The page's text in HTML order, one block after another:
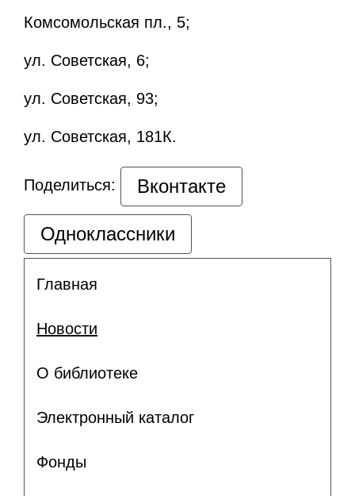
Комсомольская пл., 5;
ул. Советская, 6;
ул. Советская, 93;
ул. Советская, 181К.
Поделиться: Вконтакте
Одноклассники
Главная
Новости
О библиотеке
Электронный каталог
Фонды